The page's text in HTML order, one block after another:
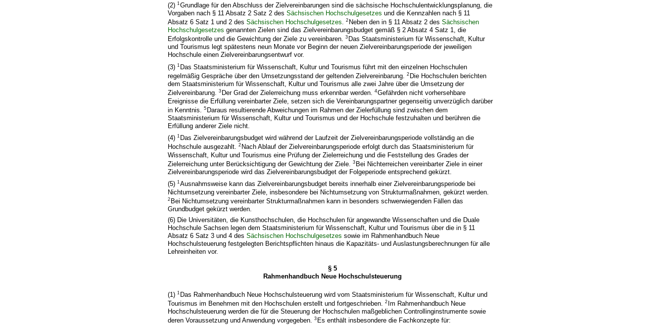
(2)1 Grundlage für den Abschluss der Zielvereinbarungen sind die sächsische Hochschulentwicklungsplanung, die
Vorgaben nach § 11 Absatz 2 Satz 2 desSächsischen Hochschulgesetzes und die Kennzahlen nach § 11
Absatz 6 Satz 1 und 2 desSächsischen Hochschulgesetzes.2 Neben den in § 11 Absatz 2 desSächsischen
Hochschulgesetzes genannten Zielen sind das Zielvereinbarungsbudget gemäß § 2 Absatz 4 Satz 1, die
Erfolgskontrolle und die Gewichtung der Ziele zu vereinbaren.3 Das Staatsministerium für Wissenschaft, Kultur
und Tourismus legt spätestens neun Monate vor Beginn der neuen Zielvereinbarungsperiode der jeweiligen
Hochschule einen Zielvereinbarungsentwurf vor.
(3)1 Das Staatsministerium für Wissenschaft, Kultur und Tourismus führt mit den einzelnen Hochschulen
regelmäßig Gespräche über den Umsetzungsstand der geltenden Zielvereinbarung.2 Die Hochschulen berichten
dem Staatsministerium für Wissenschaft, Kultur und Tourismus alle zwei Jahre über die Umsetzung der
Zielvereinbarung.3 Der Grad der Zielerreichung muss erkennbar werden.4Gefährden nicht vorhersehbare
Ereignisse die Erfüllung vereinbarter Ziele, setzen sich die Vereinbarungspartner gegenseitig unverzüglich darüber
in Kenntnis.5 Daraus resultierende Abweichungen im Rahmen der Zielerfüllung sind zwischen dem
Staatsministerium für Wissenschaft, Kultur und Tourismus und der Hochschule festzuhalten und berühren die
Erfüllung anderer Ziele nicht.
(4)1 Das Zielvereinbarungsbudget wird während der Laufzeit der Zielvereinbarungsperiode vollständig an die
Hochschule ausgezahlt.2 Nach Ablauf der Zielvereinbarungsperiode erfolgt durch das Staatsministerium für
Wissenschaft, Kultur und Tourismus eine Prüfung der Zielerreichung und die Feststellung des Grades der
Zielerreichung unter Berücksichtigung der Gewichtung der Ziele.3 Bei Nichterreichen vereinbarter Ziele in einer
Zielvereinbarungsperiode wird das Zielvereinbarungsbudget der Folgeperiode entsprechend gekürzt.
(5)1Ausnahmsweise kann das Zielvereinbarungsbudget bereits innerhalb einer Zielvereinbarungsperiode bei
Nichtumsetzung vereinbarter Ziele, insbesondere bei Nichtumsetzung von Strukturmaßnahmen, gekürzt werden.
2 Bei Nichtumsetzung vereinbarter Strukturmaßnahmen kann in besonders schwerwiegenden Fällen das
Grundbudget gekürzt werden.
(6) Die Universitäten, die Kunsthochschulen, die Hochschulen für angewandte Wissenschaften und die Duale
Hochschule Sachsen legen dem Staatsministerium für Wissenschaft, Kultur und Tourismus über die in § 11
Absatz 6 Satz 3 und 4 desSächsischen Hochschulgesetzes sowie im Rahmenhandbuch Neue
Hochschulsteuerung festgelegten Berichtspflichten hinaus die Kapazitäts- und Auslastungsberechnungen für alle
Lehreinheiten vor.
§ 5
Rahmenhandbuch Neue Hochschulsteuerung
(1)1 Das Rahmenhandbuch Neue Hochschulsteuerung wird vom Staatsministerium für Wissenschaft, Kultur und
Tourismus im Benehmen mit den Hochschulen erstellt und fortgeschrieben.2 Im Rahmenhandbuch Neue
Hochschulsteuerung werden die für die Steuerung der Hochschulen maßgeblichen Controllinginstrumente sowie
deren Voraussetzung und Anwendung vorgegeben.3 Es enthält insbesondere die Fachkonzepte für: